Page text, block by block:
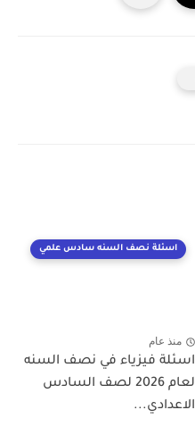
اسئلة نصف السنه سادس علمي
منذ عام
اسئلة فيزياء في نصف السنه
لعام 2026 لصف السادس
الاعدادي...